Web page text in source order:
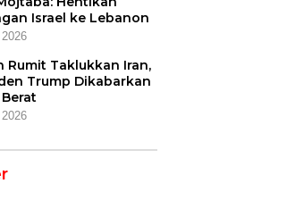
Israel ke Lebanon
Rumit Taklukkan Iran,
Trump Dikabarkan